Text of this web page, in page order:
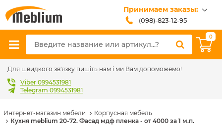
Принимаем заказы:
(098)-823-12-95
(099)-608-42-32
(093)-618-62-02
sales@meblium.com.ua
0
Для швидкого зв'язку пишіть нам і ми Вам допоможемо!
Viber 0994531981
Telegram 0994531981
Интернет-магазин мебели
Корпусная мебель
Кухня meblium 20-72. Фасад мдф пленка - от 4000 за 1 м.п.